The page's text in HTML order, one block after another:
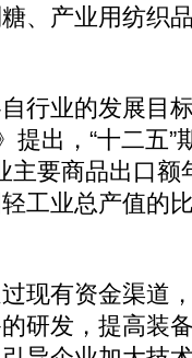
、产业用纺织
业的发展目
提出，“十二五
主要商品出口额
工业总产值的
有资金渠道
研发，提高装